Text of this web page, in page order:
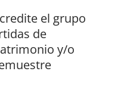
el grupo
de
y/o